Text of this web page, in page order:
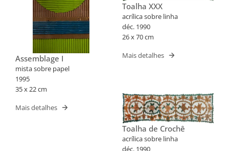
Assemblage I
mista sobre papel
1995
35 x 22 cm
Mais detalhes
Toalha XXX
acrílica sobre linha
déc. 1990
26 x 70 cm
Mais detalhes
Toalha de Crochê
acrílica sobre linha
déc. 1990